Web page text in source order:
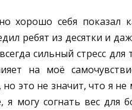
хорошо себя показал
ребят из десятки и
сильный стресс
на моё
это не значит, что я не
я могу согнать вес для